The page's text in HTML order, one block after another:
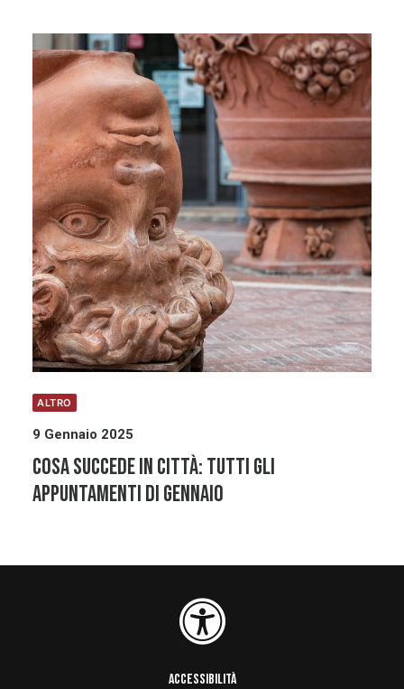
ALTRO
9 Gennaio 2025
COSA SUCCEDE IN CITTÀ: Tutti gli
appuntamenti di Gennaio
ACCESSIBILITÀ